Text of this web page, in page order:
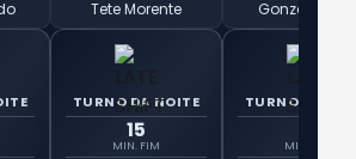
Tete Morente
TURNO DA NOITE
15
MIN. FIM
Gonzalo
TURNO DA
MIN. FIM